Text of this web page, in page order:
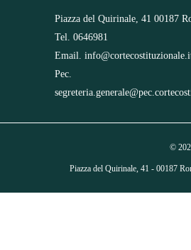
Piazza del Quirinale, 41 00187
Tel. 0646981
Email.
Pec.
©
Piazza del Quirinale, 41 - 00187